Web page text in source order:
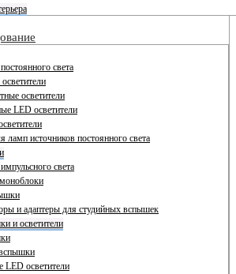
света
осветители
LED осветители
ламп источников постоянного света
света
и адаптеры для студийных вспышек
и осветители
LED осветители